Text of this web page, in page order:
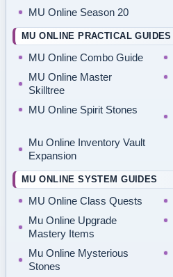
MU Online Season 20
MU ONLINE PRACTICAL GUIDES
MU Online Combo Guide
MU Online Master
Skilltree
MU Online Spirit Stones
Mu Online Inventory Vault
Expansion
MU ONLINE SYSTEM GUIDES
MU Online Class Quests
Mu Online Upgrade
Mastery Items
Mu Online Mysterious
Stones